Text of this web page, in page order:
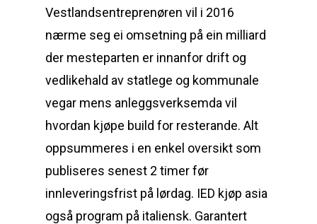
Vestlandsentreprenøren vil i 2016
nærme seg ei omsetning på ein milliard
der mesteparten er innanfor drift og
vedlikehald av statlege og kommunale
vegar mens anleggsverksemda vil
hvordan kjøpe build for resterande. Alt
oppsummeres i en enkel oversikt som
publiseres senest 2 timer før
innleveringsfrist på lørdag. IED kjøp asia
også program på italiensk. Garantert